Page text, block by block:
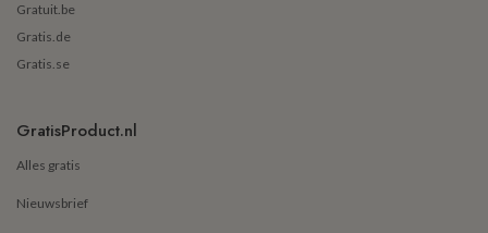
Gratuit.be
Gratis.de
Gratis.se
GratisProduct.nl
Alles gratis
Nieuwsbrief